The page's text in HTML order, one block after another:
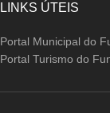
LINKS ÚTEIS
Portal Municipal do
Portal Turismo do